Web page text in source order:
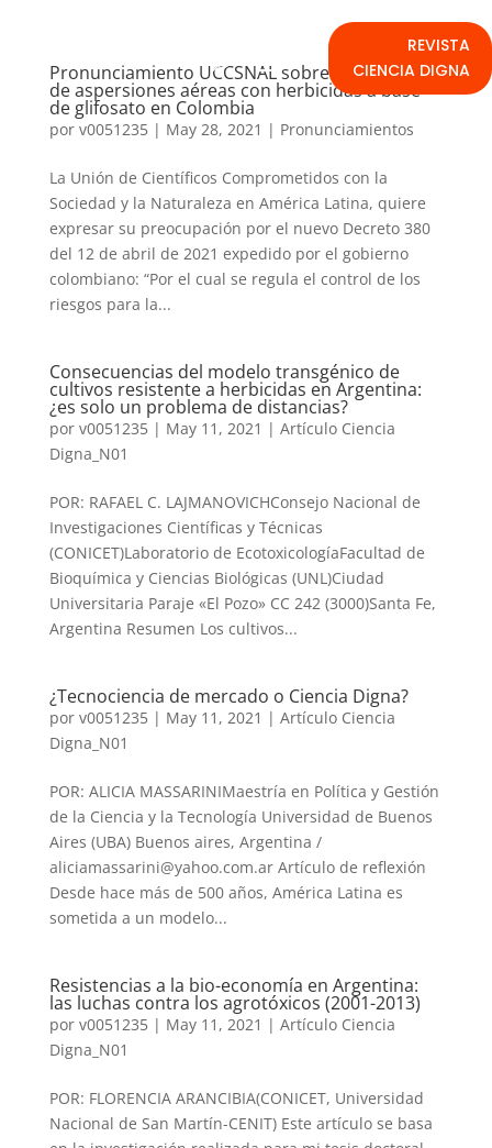
REVISTA
CIENCIA DIGNA
Pronunciamiento UCCSNAL sobre reanudación
de aspersiones aéreas con herbicidas a base
de glifosato en Colombia
por v0051235| May 28, 2021 | Pronunciamientos
La Unión de Científicos Comprometidos con la
Sociedad y la Naturaleza en América Latina, quiere
expresar su preocupación por el nuevo Decreto 380
del 12 de abril de 2021 expedido por el gobierno
colombiano: “Por el cual se regula el control de los
riesgos para la...
Consecuencias del modelo transgénico de
cultivos resistente a herbicidas en Argentina:
¿es solo un problema de distancias?
por v0051235| May 11, 2021 | Artículo Ciencia
Digna_N01
POR: RAFAEL C. LAJMANOVICHConsejo Nacional de
Investigaciones Científicas y Técnicas
(CONICET)Laboratorio de EcotoxicologíaFacultad de
Bioquímica y Ciencias Biológicas (UNL)Ciudad
Universitaria Paraje «El Pozo» CC 242 (3000)Santa Fe,
Argentina Resumen Los cultivos...
¿Tecnociencia de mercado o Ciencia Digna?
por v0051235| May 11, 2021 | Artículo Ciencia
Digna_N01
POR: ALICIA MASSARINIMaestría en Política y Gestión
de la Ciencia y la Tecnología Universidad de Buenos
Aires (UBA) Buenos aires, Argentina /
aliciamassarini@yahoo.com.ar Artículo de reflexión
Desde hace más de 500 años, América Latina es
sometida a un modelo...
Resistencias a la bio-economía en Argentina:
las luchas contra los agrotóxicos (2001-2013)
por v0051235| May 11, 2021 | Artículo Ciencia
Digna_N01
POR: FLORENCIA ARANCIBIA(CONICET, Universidad
Nacional de San Martín-CENIT) Este artículo se basa